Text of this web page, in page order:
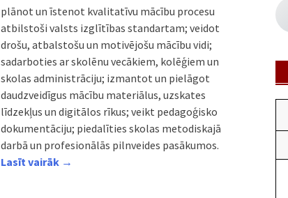
plānot un īstenot kvalitatīvu mācību procesu
atbilstoši valsts izglītības standartam; veidot
drošu, atbalstošu un motivējošu mācību vidi;
sadarboties ar skolēnu vecākiem, kolēģiem un
skolas administrāciju; izmantot un pielāgot
daudzveidīgus mācību materiālus, uzskates
līdzekļus un digitālos rīkus; veikt pedagoģisko
dokumentāciju; piedalīties skolas metodiskajā
darbā un profesionālās pilnveides pasākumos.
Lasīt vairāk →